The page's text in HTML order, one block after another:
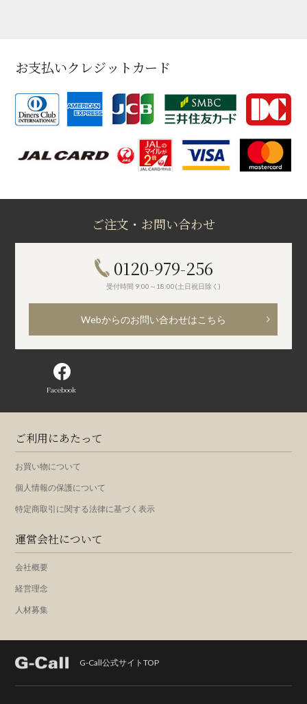
お支払いクレジットカード
ご注文・お問い合わせ
0120-979-256
受付時間 9:00～18:00(土日祝日除く)
Webからのお問い合わせはこちら
Facebook
ご利用にあたって
お買い物について
個人情報の保護について
特定商取引に関する法律に基づく表示
運営会社について
会社概要
経営理念
人材募集
G-Call公式サイトTOP